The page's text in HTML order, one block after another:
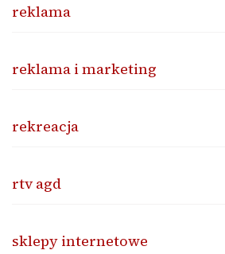
reklama
reklama i marketing
rekreacja
rtv agd
sklepy internetowe